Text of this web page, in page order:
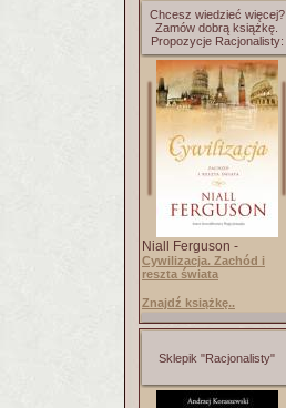
Chcesz wiedzieć więcej?
Zamów dobrą książkę.
Propozycje Racjonalisty:
Niall Ferguson -
Cywilizacja. Zachód i
reszta świata
Znajdź książkę..
Sklepik "Racjonalisty"